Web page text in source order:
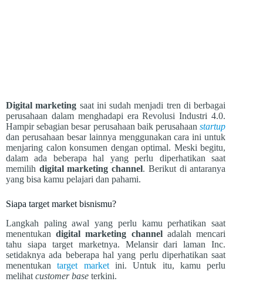
Digital marketing saat ini sudah menjadi tren di berbagai
perusahaan dalam menghadapi era Revolusi Industri 4.0.
Hampir sebagian besar perusahaan baik perusahaanstartup
dan perusahaan besar lainnya menggunakan cara ini untuk
menjaring calon konsumen dengan optimal. Meski begitu,
dalam ada beberapa hal yang perlu diperhatikan saat
memilih digital marketing channel. Berikut di antaranya
yang bisa kamu pelajari dan pahami.
Siapa target market bisnismu?
Langkah paling awal yang perlu kamu perhatikan saat
menentukandigital marketing channeladalah mencari
tahu siapa target marketnya. Melansir dari laman Inc.
setidaknya ada beberapa hal yang perlu diperhatikan saat
menentukantarget marketini. Untuk itu, kamu perlu
melihat customer base terkini.